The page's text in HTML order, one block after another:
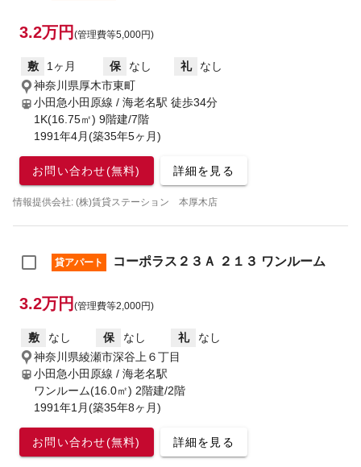
3.2万円 (管理費等5,000円)
敷 1ヶ月 保 なし 礼
なし
神奈川県厚木市東町
小田急小田原線 / 海老名駅 徒歩34分
1K(16.75㎡) 9階建/7階
1991年4月(築35年5ヶ月)
お問い合わせ(無料) 詳細を見る
情報提供会社: (株)賃貸ステーション 本厚木店
貸アパート コーポラス２３Ａ ２１３ ワンルーム
3.2万円 (管理費等2,000円)
敷 なし 保 なし 礼
なし
神奈川県綾瀬市深谷上６丁目
小田急小田原線 / 海老名駅
ワンルーム(16.0㎡) 2階建/2階
1991年1月(築35年8ヶ月)
お問い合わせ(無料) 詳細を見る